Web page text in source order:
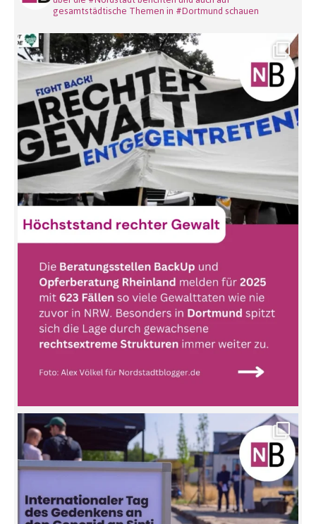
gesamtstädtische Themen in #Dortmund schauen